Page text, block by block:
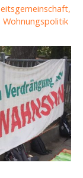
,
Wohnungspolitik